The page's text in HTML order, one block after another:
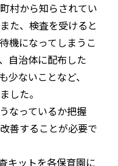
村から知らされてい
た、検査を受けると
機になってしまうこ
自治体に配布した
少ないことなど、
した。
なっているか把握
善することが必要で
キットを各保育園に